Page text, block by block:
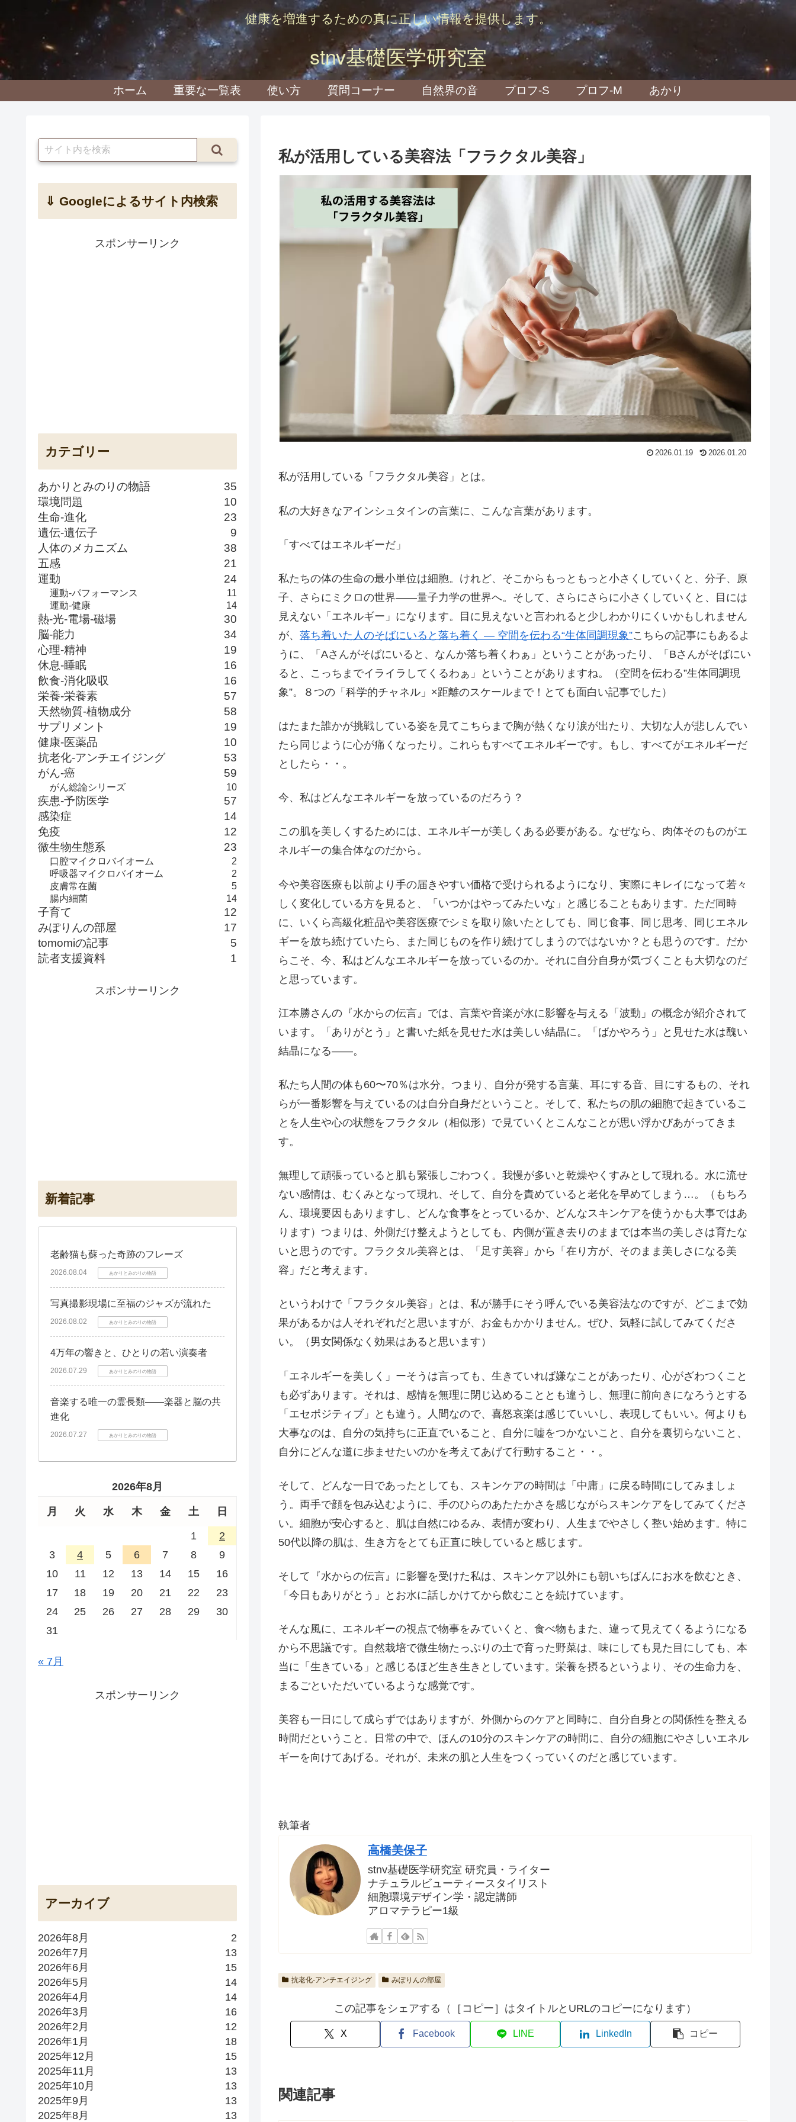
健康を増進するための真に正しい情報を提供します。
stnv基礎医学研究室
ホーム 重要な一覧表 使い方 質問コーナー 自然界の音 プロフ-S プロフ-M あかり
私が活用している美容法「フラクタル美容」
2026.01.19 2026.01.20
私が活用している「フラクタル美容」とは。
私の大好きなアインシュタインの言葉に、こんな言葉があります。
「すべてはエネルギーだ」
私たちの体の生命の最小単位は細胞。けれど、そこからもっともっと小さくしていくと、分子、原
子、さらにミクロの世界――量子力学の世界へ。そして、さらにさらに小さくしていくと、目には
見えない「エネルギー」になります。目に見えないと言われると少しわかりにくいかもしれません
が、 落ち着いた人のそばにいると落ち着く ― 空間を伝わる“生体同調現象”こちらの記事にもあるよ
うに、「Aさんがそばにいると、なんか落ち着くわぁ」ということがあったり、「Bさんがそばにい
ると、こっちまでイライラしてくるわぁ」ということがありますね。（空間を伝わる”生体同調現
象”。８つの「科学的チャネル」×距離のスケールまで！とても面白い記事でした）
はたまた誰かが挑戦している姿を見てこちらまで胸が熱くなり涙が出たり、大切な人が悲しんでい
たら同じように心が痛くなったり。これらもすべてエネルギーです。もし、すべてがエネルギーだ
としたら・・。
今、私はどんなエネルギーを放っているのだろう？
この肌を美しくするためには、エネルギーが美しくある必要がある。なぜなら、肉体そのものがエ
ネルギーの集合体なのだから。
今や美容医療も以前より手の届きやすい価格で受けられるようになり、実際にキレイになって若々
しく変化している方を見ると、「いつかはやってみたいな」と感じることもあります。ただ同時
に、いくら高級化粧品や美容医療でシミを取り除いたとしても、同じ食事、同じ思考、同じエネル
ギーを放ち続けていたら、また同じものを作り続けてしまうのではないか？とも思うのです。だか
らこそ、今、私はどんなエネルギーを放っているのか。それに自分自身が気づくことも大切なのだ
と思っています。
江本勝さんの『水からの伝言』では、言葉や音楽が水に影響を与える「波動」の概念が紹介されて
います。「ありがとう」と書いた紙を見せた水は美しい結晶に。「ばかやろう」と見せた水は醜い
結晶になる――。
私たち人間の体も60〜70％は水分。つまり、自分が発する言葉、耳にする音、目にするもの、それ
らが一番影響を与えているのは自分自身だということ。そして、私たちの肌の細胞で起きているこ
とを人生や心の状態をフラクタル（相似形）で見ていくとこんなことが思い浮かびあがってきま
す。
無理して頑張っていると肌も緊張しごわつく。我慢が多いと乾燥やくすみとして現れる。水に流せ
ない感情は、むくみとなって現れ、そして、自分を責めていると老化を早めてしまう…。（もちろ
ん、環境要因もありますし、どんな食事をとっているか、どんなスキンケアを使うかも大事ではあ
ります）つまりは、外側だけ整えようとしても、内側が置き去りのままでは本当の美しさは育たな
いと思うのです。フラクタル美容とは、「足す美容」から「在り方が、そのまま美しさになる美
容」だと考えます。
というわけで「フラクタル美容」とは、私が勝手にそう呼んでいる美容法なのですが、どこまで効
果があるかは人それぞれだと思いますが、お金もかかりません。ぜひ、気軽に試してみてくださ
い。（男女関係なく効果はあると思います）
「エネルギーを美しく」ーそうは言っても、生きていれば嫌なことがあったり、心がざわつくこと
も必ずあります。それは、感情を無理に閉じ込めることとも違うし、無理に前向きになろうとする
「エセポジティブ」とも違う。人間なので、喜怒哀楽は感じていいし、表現してもいい。何よりも
大事なのは、自分の気持ちに正直でいること、自分に嘘をつかないこと、自分を裏切らないこと、
自分にどんな道に歩ませたいのかを考えてあげて行動すること・・。
そして、どんな一日であったとしても、スキンケアの時間は「中庸」に戻る時間にしてみましょ
う。両手で顔を包み込むように、手のひらのあたたかさを感じながらスキンケアをしてみてくださ
い。細胞が安心すると、肌は自然にゆるみ、表情が変わり、人生までやさしく整い始めます。特に
50代以降の肌は、生き方をとても正直に映していると感じます。
そして『水からの伝言』に影響を受けた私は、スキンケア以外にも朝いちばんにお水を飲むとき、
「今日もありがとう」とお水に話しかけてから飲むことを続けています。
そんな風に、エネルギーの視点で物事をみていくと、食べ物もまた、違って見えてくるようになる
から不思議です。自然栽培で微生物たっぷりの土で育った野菜は、味にしても見た目にしても、本
当に「生きている」と感じるほど生き生きとしています。栄養を摂るというより、その生命力を、
まるごといただいているような感覚です。
美容も一日にして成らずではありますが、外側からのケアと同時に、自分自身との関係性を整える
時間だということ。日常の中で、ほんの10分のスキンケアの時間に、自分の細胞にやさしいエネル
ギーを向けてあげる。それが、未来の肌と人生をつくっていくのだと感じています。
執筆者
高橋美保子
stnv基礎医学研究室 研究員・ライター
ナチュラルビューティースタイリスト
細胞環境デザイン学・認定講師
アロマテラピー1級
抗老化-アンチエイジング みぽりんの部屋
この記事をシェアする（［コピー］はタイトルとURLのコピーになります）
X Facebook LINE LinkedIn コピー
関連記事
⇓ Googleによるサイト内検索
スポンサーリンク
カテゴリー
あかりとみのりの物語
35
環境問題
10
生命-進化
23
遺伝-遺伝子
9
人体のメカニズム
38
五感
21
運動
24
運動-パフォーマンス
11
運動-健康
14
熱-光-電場-磁場
30
脳-能力
34
心理-精神
19
休息-睡眠
16
飲食-消化吸収
16
栄養-栄養素
57
天然物質-植物成分
58
サプリメント
19
健康-医薬品
10
抗老化-アンチエイジング
53
がん-癌
59
がん総論シリーズ 10
疾患-予防医学
57
感染症
14
免疫
12
微生物生態系
23
口腔マイクロバイオーム
2
呼吸器マイクロバイオーム
2
皮膚常在菌
5
腸内細菌
14
子育て
12
みぽりんの部屋
17
tomomiの記事
5
読者支援資料
1
スポンサーリンク
新着記事
老齢猫も蘇った奇跡のフレーズ
2026.08.04 あかりとみのりの物語
写真撮影現場に至福のジャズが流れた
2026.08.02 あかりとみのりの物語
4万年の響きと、ひとりの若い演奏者
2026.07.29 あかりとみのりの物語
音楽する唯一の霊長類――楽器と脳の共
進化
2026.07.27 あかりとみのりの物語
2026年8月
月 火 水 木 金 土 日
1
2
3
4 5 6 7 8
9
10
11 12 13 14 15
16
17
18 19 20 21 22
23
24
25 26 27 28 29
30
31
« 7月
スポンサーリンク
アーカイブ
2026年8月
2
2026年7月
13
2026年6月
15
2026年5月
14
2026年4月
14
2026年3月
16
2026年2月
12
2026年1月
18
2025年12月
15
2025年11月
13
2025年10月
13
2025年9月
13
2025年8月
13